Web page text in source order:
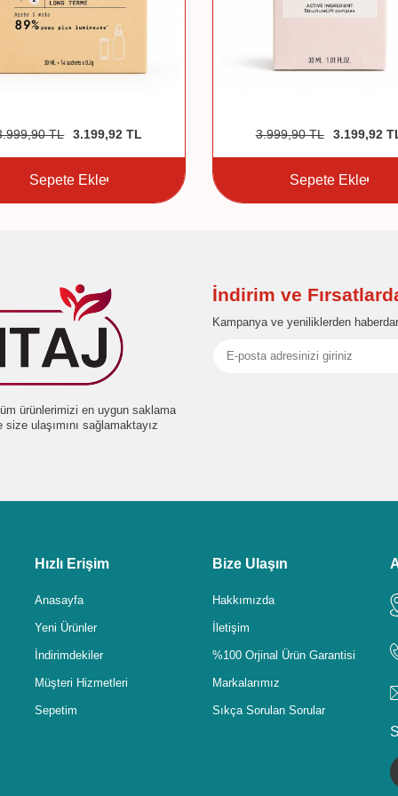
TL 3.199,92 TL
Sepete Ekle
3.999,90TL 3.199,92
Sepete Ekle
ürünlerimizi en uygun saklama
ulaşımını sağlamaktayız
İndirim ve
Kampanya ve yeniliklerden
Hızlı Erişim
Anasayfa
Yeni Ürünler
İndirimdekiler
Müşteri Hizmetleri
Sepetim
Bize Ulaşın
Hakkımızda
İletişim
%100 Orjinal Ürün Garantisi
Markalarımız
Sıkça Sorulan Sorular